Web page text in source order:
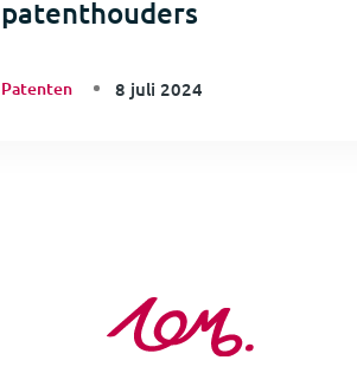
patenthouders
Patenten 8 juli 2024